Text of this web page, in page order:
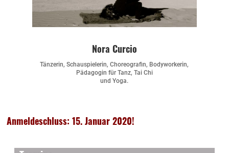
Nora Curcio
Tänzerin, Schauspielerin, Choreografin, Bodyworkerin,
Pädagogin für Tanz, Tai Chi
und Yoga.
Anmeldeschluss: 15. Januar 2020!